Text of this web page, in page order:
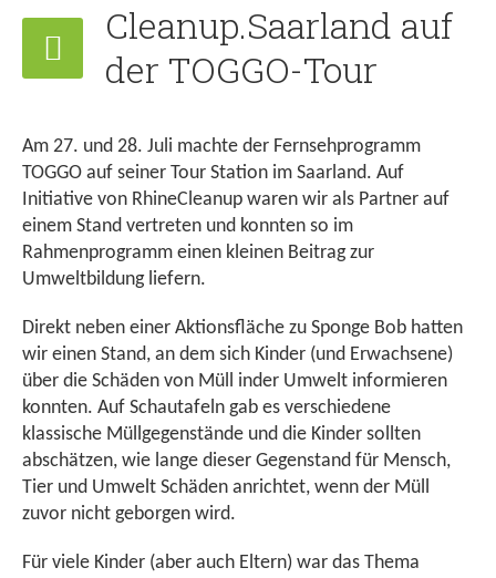
Cleanup.Saarland auf
der TOGGO-Tour
Am 27. und 28. Juli machte der Fernsehprogramm
TOGGO auf seiner Tour Station im Saarland. Auf
Initiative von RhineCleanup waren wir als Partner auf
einem Stand vertreten und konnten so im
Rahmenprogramm einen kleinen Beitrag zur
Umweltbildung liefern.
Direkt neben einer Aktionsfläche zu Sponge Bob hatten
wir einen Stand, an dem sich Kinder (und Erwachsene)
über die Schäden von Müll inder Umwelt informieren
konnten. Auf Schautafeln gab es verschiedene
klassische Müllgegenstände und die Kinder sollten
abschätzen, wie lange dieser Gegenstand für Mensch,
Tier und Umwelt Schäden anrichtet, wenn der Müll
zuvor nicht geborgen wird.
Für viele Kinder (aber auch Eltern) war das Thema